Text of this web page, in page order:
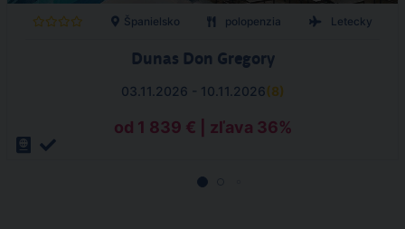
Španielsko polopenzia Letecky
Dunas Don Gregory
03.11.2026 - 10.11.2026(8)
od 1 839 € | zľava 36%